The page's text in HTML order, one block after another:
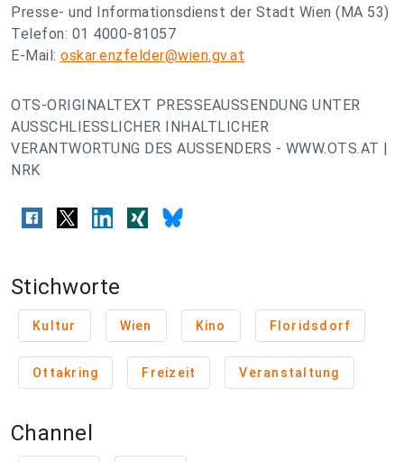
Presse- und Informationsdienst der Stadt Wien (MA 53)
Telefon: 01 4000-81057
E-Mail: oskar.enzfelder@wien.gv.at
OTS-ORIGINALTEXT PRESSEAUSSENDUNG UNTER
AUSSCHLIESSLICHER INHALTLICHER
VERANTWORTUNG DES AUSSENDERS - WWW.OTS.AT |
NRK
Stichworte
Kultur Wien Kino Floridsdorf
Ottakring Freizeit Veranstaltung
Channel